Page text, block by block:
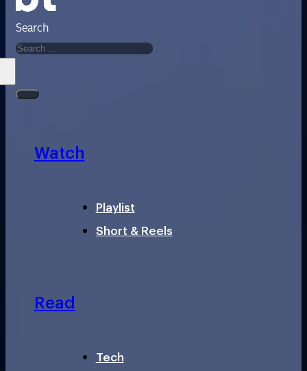
Search
Watch
Playlist
Short & Reels
Read
Tech